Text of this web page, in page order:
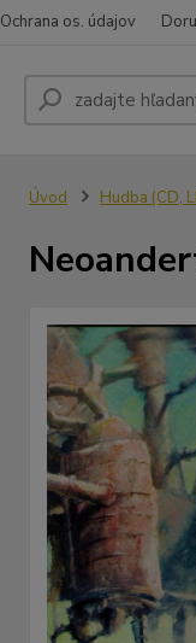
Ochrana os. údajov
Úvod Hudba (CD,